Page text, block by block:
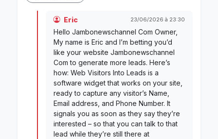
Eric 23/06/2026 à 23:30
Hello Jambonewschannel Com Owner,
My name is Eric and I’m betting you’d
like your website Jambonewschannel
Com to generate more leads. Here’s
how: Web Visitors Into Leads is a
software widget that works on your site,
ready to capture any visitor’s Name,
Email address, and Phone Number. It
signals you as soon as they say they’re
interested – so that you can talk to that
lead while they’re still there at